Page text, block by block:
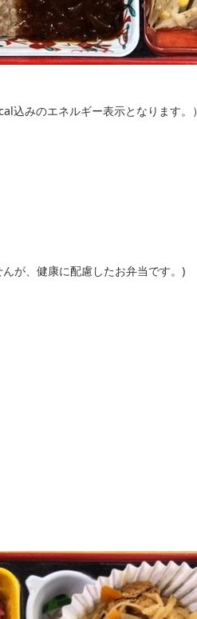
のエネルギー表示となります。）
が、健康に配慮したお弁当です。)